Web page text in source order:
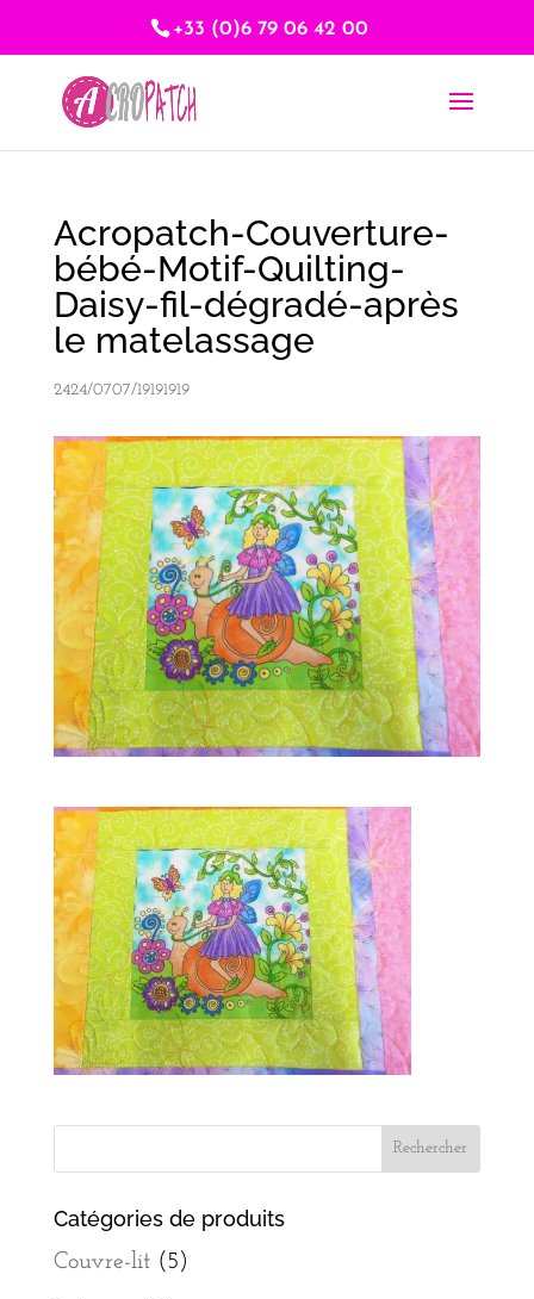
+33 (0)6 79 06 42 00
Acropatch-Couverture-
bébé-Motif-Quilting-
Daisy-fil-dégradé-après
le matelassage
2424/0707/19191919
Catégories de produits
Couvre-lit (5)